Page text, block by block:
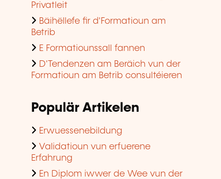
Privatleit
Bäihëllefe fir d'Formatioun am
Betrib
E Formatiounssall fannen
D'Tendenzen am Beräich vun der
Formatioun am Betrib consultéieren
Populär Artikelen
Erwuessenebildung
Validatioun vun erfuerene
Erfahrung
En Diplom iwwer de Wee vun der